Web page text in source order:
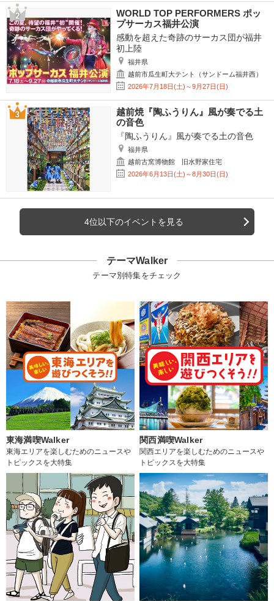
WORLD TOP PERFORMERS ポッ
プサーカス福井公演
感動を超えた奇跡のサーカス団が福井
初上陸
福井県
越前市瓜生町大テント（サンドーム福井西）
2026年7月18日(土)～9月27日(日)
越前焼『陶ふうりん』風が奏でる土
の音色
『陶ふうりん』風が奏でる土の音色
福井県
越前古窯博物館 旧水野家住宅
2026年6月13日(土)～8月30日(日)
4位以下のイベントを見る
テーマWalker
テーマ別特集をチェック
東海満喫Walker
東海エリアを楽しむためのニュースや
トピックスを大特集
関西満喫Walker
関西エリアを楽しむためのニュースや
トピックスを大特集